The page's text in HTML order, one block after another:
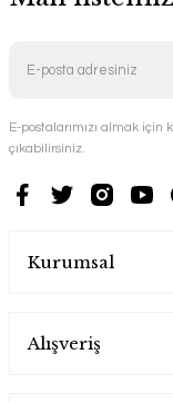
E-postalarımızı almak
çıkabilirsiniz.
Kurumsal
Alışveriş